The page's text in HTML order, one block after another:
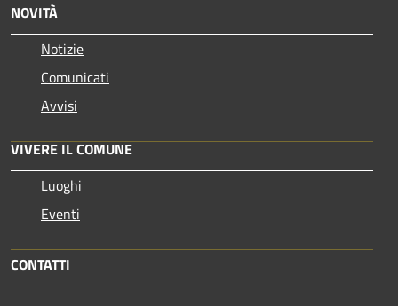
NOVITÀ
Notizie
Comunicati
Avvisi
VIVERE IL COMUNE
Luoghi
Eventi
CONTATTI